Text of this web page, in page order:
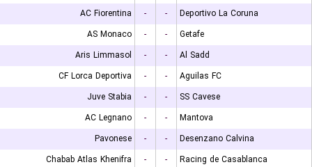
AC Fiorentina
- -
Deportivo La Coruna
AS Monaco
- -
Getafe
Aris Limmasol
- -
Al Sadd
CF Lorca Deportiva
- -
Aguilas FC
Juve Stabia
- -
SS Cavese
AC Legnano
- -
Mantova
Pavonese
- -
Desenzano Calvina
Chabab Atlas Khenifra
- -
Racing de Casablanca